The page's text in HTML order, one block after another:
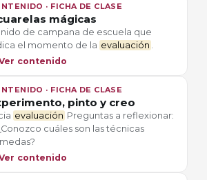
· FICHA DE CLASE
mágicas
de campana de escuela que
el momento de la evaluación
contenido
· FICHA DE CLASE
pinto y creo
evaluación Preguntas a reflexionar:
cuáles son las técnicas
contenido